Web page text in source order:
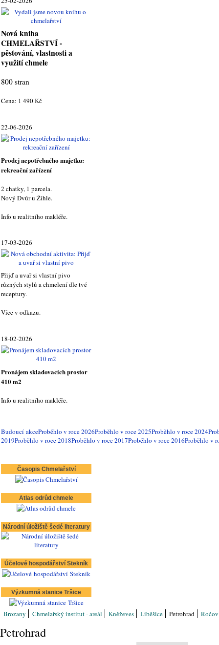
Nová kniha
CHMELAŘSTVÍ -
pěstování, vlastnosti a
využití chmele
800 stran
Cena: 1 490 Kč
22-06-2026
Prodej nepotřebného majetku:
rekreační zařízení
2 chatky, 1 parcela.
Nový Dvůr u Žihle.
Info u realitního makléře.
17-03-2026
Přijď a uvař si vlastní pivo
různých stylů a chmelení dle tvé
receptury.
Více v odkazu.
18-02-2026
Pronájem skladovacích prostor
410 m2
Info u realitního makléře.
Budoucí akceProběhlo v roce 2026Proběhlo v roce 2025Proběhlo v roce 2024
2019Proběhlo v roce 2018Proběhlo v roce 2017Proběhlo v roce 2016Proběhlo v
Časopis Chmelařství
Atlas odrůd chmele
Národní úložiště šedé literatury
Účelové hospodářství Stekník
Výzkumná stanice Tršice
Brozany Chmelařský institut - areál Kněževes Liběšice Petrohrad
Petrohrad